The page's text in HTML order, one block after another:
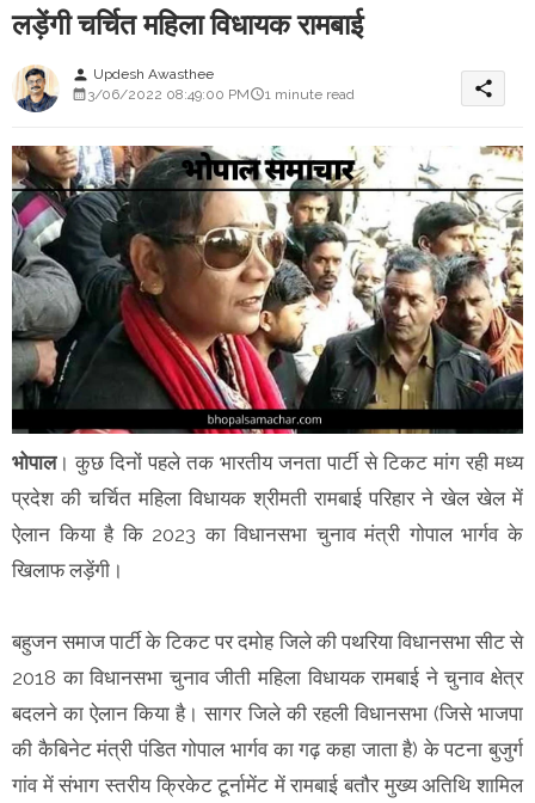
लड़ेंगी चर्चित महिला विधायक रामबाई
person Updesh Awasthee
3/06/2022 08:49:00 PM
1 minute read share
भोपाल। कुछ दिनों पहले तक भारतीय जनता पार्टी से टिकट मांग रही मध्य
प्रदेश की चर्चित महिला विधायक श्रीमती रामबाई परिहार ने खेल खेल में
ऐलान किया है कि 2023 का विधानसभा चुनाव मंत्री गोपाल भार्गव के
खिलाफ लड़ेंगी।
बहुजन समाज पार्टी के टिकट पर दमोह जिले की पथरिया विधानसभा सीट से
2018 का विधानसभा चुनाव जीती महिला विधायक रामबाई ने चुनाव क्षेत्र
बदलने का ऐलान किया है। सागर जिले की रहली विधानसभा (जिसे भाजपा
की कैबिनेट मंत्री पंडित गोपाल भार्गव का गढ़ कहा जाता है) के पटना बुजुर्ग
गांव में संभाग स्तरीय क्रिकेट टूर्नामेंट में रामबाई बतौर मुख्य अतिथि शामिल